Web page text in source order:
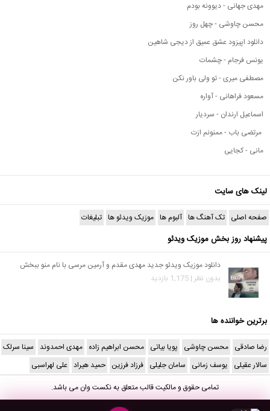
مهدی جهانی - دیوونه بودم
محسن چاوشی - چهل روز
دانلود اپیزود عشق عمیق از دیجی شاهین
یونس فرجام - چشمات
مصطفی میری - تو ولی باور نکن
مسعود فراهانی - آواره
اسماعیل ارندان - سردیار
مرتضی باب - ممنونم ازت
مانی - کجایی
لینک های سایت
صفحه اصلی تک آهنگ ها آلبوم ها موزیک ویدئو ها تبلیغات
پیشنهاد روز بخش موزیک ویدئو
دانلود موزیک ویدئو جدید مهدی مقدم و آرمین مرسی با نام منو ببخش
بدون نظر | 1,175 بازدید
برترین خواننده ها
رضا صادقی محسن چاوشی پویا بیاتی محسن ابراهیم زاده مهدی احمدوند سینا سرلک
سالار عقیلی یوسف زمانی سامان جلیلی فرزاد فرزین حمید هیراد علی لهراسبی
تمامی حقوق و مالکیت قالب متعلق بهنکست وانمی باشد.